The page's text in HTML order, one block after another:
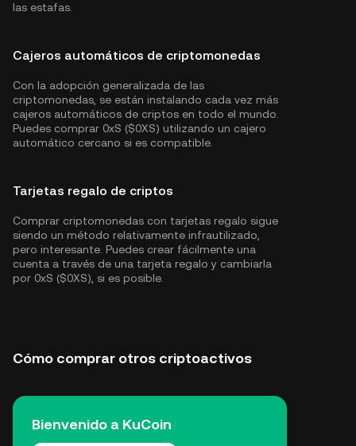
las estafas.
Cajeros automáticos de criptomonedas
Con la adopción generalizada de las
criptomonedas, se están instalando cada vez más
cajeros automáticos de criptos en todo el mundo.
Puedes comprar 0xS ($0XS) utilizando un cajero
automático cercano si es compatible.
Tarjetas regalo de criptos
Comprar criptomonedas con tarjetas regalo sigue
siendo un método relativamente infrautilizado,
pero interesante. Puedes crear fácilmente una
cuenta a través de una tarjeta regalo y cambiarla
por 0xS ($0XS), si es posible.
Cómo comprar otros criptoactivos
Bienvenido a KuCoin